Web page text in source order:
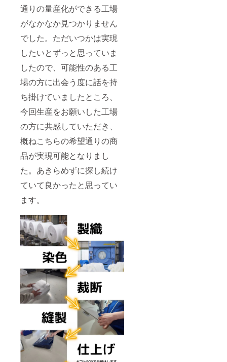
通りの量産化ができる工場
がなかなか見つかりません
でした。ただいつかは実現
したいとずっと思っていま
したので、可能性のある工
場の方に出会う度に話を持
ち掛けていましたところ、
今回生産をお願いした工場
の方に共感していただき、
概ねこちらの希望通りの商
品が実現可能となりまし
た。あきらめずに探し続け
ていて良かったと思ってい
ます。